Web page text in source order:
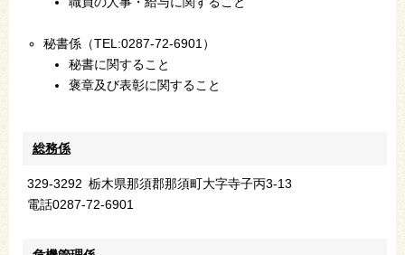
秘書係（TEL:0287-72-6901）
秘書に関すること
褒章及び表彰に関すること
総務係
329-3292 栃木県那須郡那須町大字寺子丙3-13
電話0287-72-6901